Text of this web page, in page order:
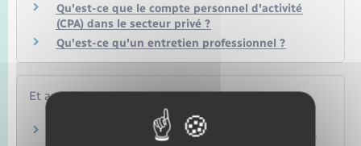
Qu'est-ce que le compte personnel d'activité
(CPA) dans le secteur privé ?
Qu'est-ce qu'un entretien professionnel ?
Et aussi
Compte personnel de formation d'un salarié en